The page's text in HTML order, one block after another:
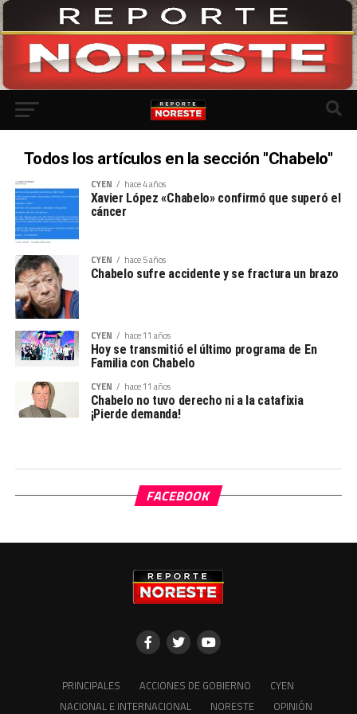
Todos los artículos en la sección "Chabelo"
CYEN hace 4 años
Xavier López «Chabelo» confirmó que superó el
cáncer
CYEN hace 5 años
Chabelo sufre accidente y se fractura un brazo
CYEN hace 11 años
Hoy se transmitió el último programa de En
Familia con Chabelo
CYEN hace 11 años
Chabelo no tuvo derecho ni a la catafixia
¡Pierde demanda!
FACEBOOK
PRINCIPALES ACCIONES DE GOBIERNO
CYEN
NACIONAL E INTERNACIONAL
NORESTE OPINIÓN